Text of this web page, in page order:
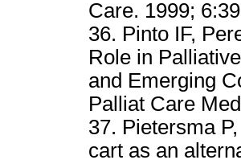
Care. 1999;
36. Pinto IF,
Role in
and Emerging
Palliat Care
37. Pietersma
cart as an